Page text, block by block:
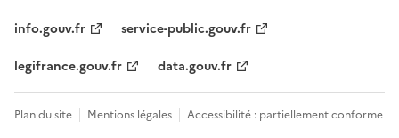
info.gouv.fr
service-public.gouv.fr
legifrance.gouv.fr
data.gouv.fr
Plan du site Mentions légales Accessibilité : partiellement conforme